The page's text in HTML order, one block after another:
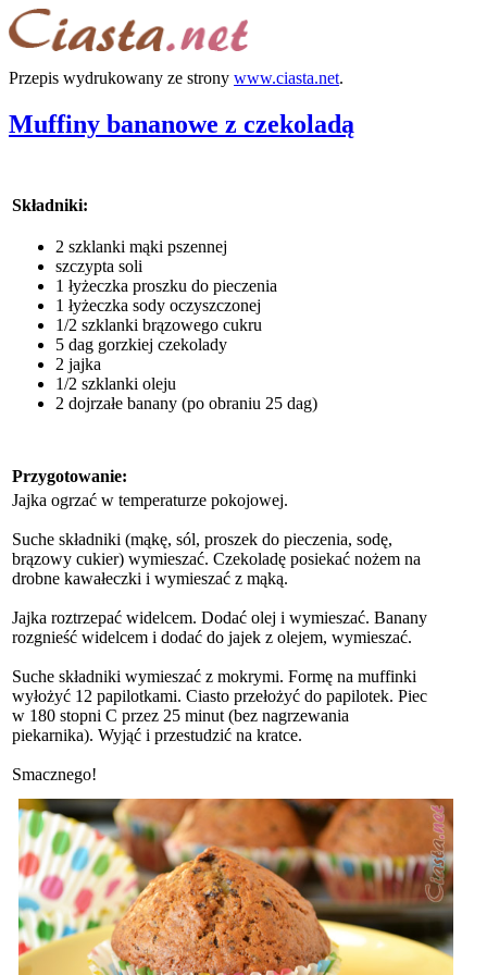
Przepis wydrukowany ze strony www.ciasta.net.
Muffiny bananowe z czekoladą
Składniki:
2 szklanki mąki pszennej
szczypta soli
1 łyżeczka proszku do pieczenia
1 łyżeczka sody oczyszczonej
1/2 szklanki brązowego cukru
5 dag gorzkiej czekolady
2 jajka
1/2 szklanki oleju
2 dojrzałe banany (po obraniu 25 dag)
Przygotowanie:
Jajka ogrzać w temperaturze pokojowej.
Suche składniki (mąkę, sól, proszek do pieczenia, sodę,
brązowy cukier) wymieszać. Czekoladę posiekać nożem na
drobne kawałeczki i wymieszać z mąką.
Jajka roztrzepać widelcem. Dodać olej i wymieszać. Banany
rozgnieść widelcem i dodać do jajek z olejem, wymieszać.
Suche składniki wymieszać z mokrymi. Formę na muffinki
wyłożyć 12 papilotkami. Ciasto przełożyć do papilotek. Piec
w 180 stopni C przez 25 minut (bez nagrzewania
piekarnika). Wyjąć i przestudzić na kratce.
Smacznego!